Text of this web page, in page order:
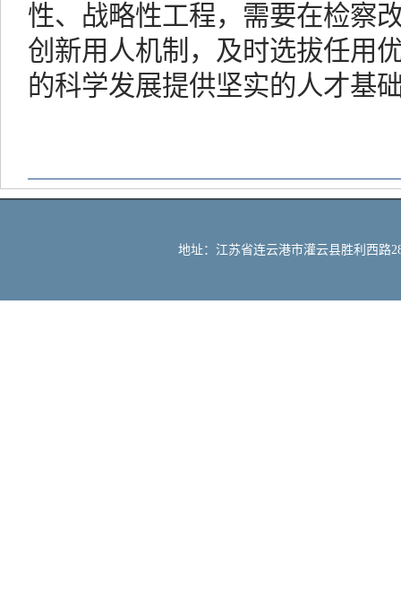
性、战略性工程，需要在检察
创新用人机制，及时选拔任用
的科学发展提供坚实的人才基
地址：江苏省连云港市灌云县胜利西